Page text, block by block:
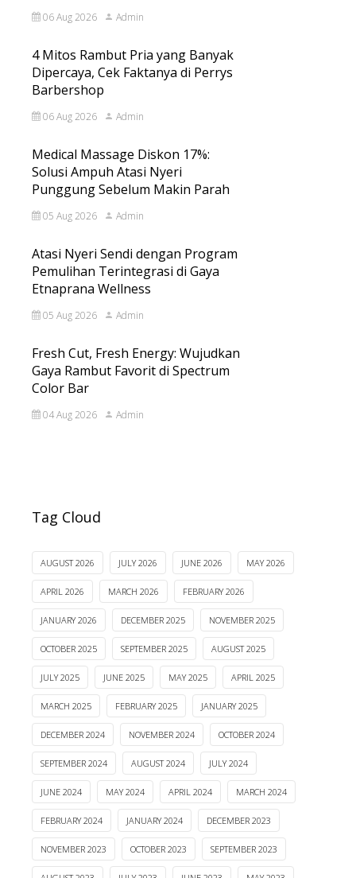
06 Aug 2026 Admin
4 Mitos Rambut Pria yang Banyak
Dipercaya, Cek Faktanya di Perrys
Barbershop
06 Aug 2026 Admin
Medical Massage Diskon 17%:
Solusi Ampuh Atasi Nyeri
Punggung Sebelum Makin Parah
05 Aug 2026 Admin
Atasi Nyeri Sendi dengan Program
Pemulihan Terintegrasi di Gaya
Etnaprana Wellness
05 Aug 2026 Admin
Fresh Cut, Fresh Energy: Wujudkan
Gaya Rambut Favorit di Spectrum
Color Bar
04 Aug 2026 Admin
Tag Cloud
AUGUST 2026 JULY 2026 JUNE 2026 MAY 2026
APRIL 2026 MARCH 2026 FEBRUARY 2026
JANUARY 2026 DECEMBER 2025 NOVEMBER 2025
OCTOBER 2025 SEPTEMBER 2025 AUGUST 2025
JULY 2025 JUNE 2025 MAY 2025 APRIL 2025
MARCH 2025 FEBRUARY 2025 JANUARY 2025
DECEMBER 2024 NOVEMBER 2024 OCTOBER 2024
SEPTEMBER 2024 AUGUST 2024 JULY 2024
JUNE 2024 MAY 2024 APRIL 2024 MARCH 2024
FEBRUARY 2024 JANUARY 2024 DECEMBER 2023
NOVEMBER 2023 OCTOBER 2023 SEPTEMBER 2023